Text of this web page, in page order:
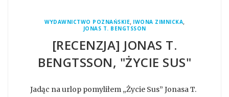
WYDAWNICTWO POZNAŃSKIE, IWONA ZIMNICKA,
JONAS T. BENGTSSON
[RECENZJA] JONAS T.
BENGTSSON, "ŻYCIE SUS"
Jadąc na urlop pomyliłem „Życie Sus” Jonasa T.